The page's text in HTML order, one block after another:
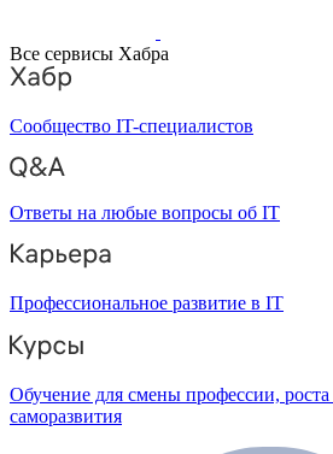
Все сервисы Хабра
Сообщество IT-специалистов
Ответы на любые вопросы об IT
Профессиональное развитие в IT
Обучение для смены профессии, роста
саморазвития